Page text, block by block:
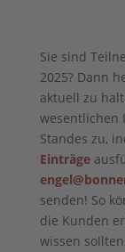
Sie sind
2025? Dann
aktuell zu
wesentlichen
Standes zu,
Einträge
senden! So
die Kunden
wissen